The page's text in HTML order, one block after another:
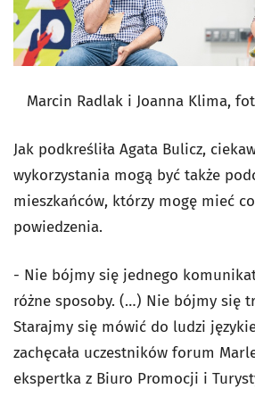
Marcin Radlak i Joanna Klima,
Jak podkreśliła Agata Bulicz,
wykorzystania mogą być także
mieszkańców, którzy mogę mieć
powiedzenia.
- Nie bójmy się jednego
różne sposoby. (…) Nie bójmy się
Starajmy się mówić do ludzi
zachęcała uczestników forum
ekspertka z Biuro Promocji i